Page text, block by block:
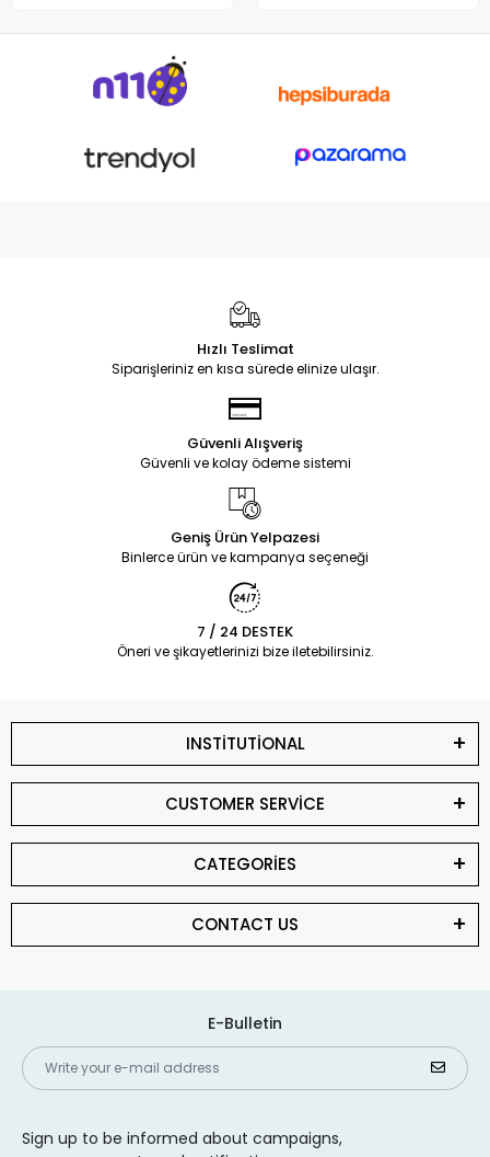
Hızlı Teslimat
Siparişleriniz en kısa sürede elinize ulaşır.
Güvenli Alışveriş
Güvenli ve kolay ödeme sistemi
Geniş Ürün Yelpazesi
Binlerce ürün ve kampanya seçeneği
7 / 24 DESTEK
Öneri ve şikayetlerinizi bize iletebilirsiniz.
INSTİTUTİONAL
CUSTOMER SERVİCE
CATEGORİES
CONTACT US
E-Bulletin
Sign up to be informed about campaigns,